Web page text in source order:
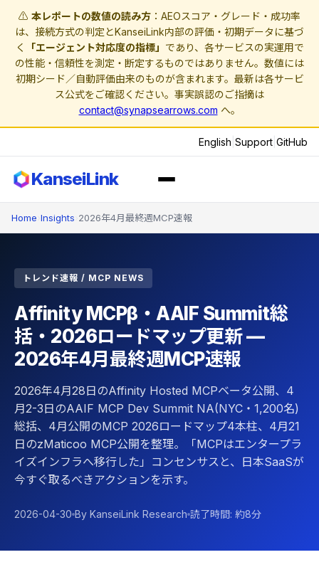
⚠️ 本レポートの数値の読み方 ：AEOスコア・グレード・成功率
は、接続方式の判定とKanseiLink内部の評価・初期データに基づ
く
「エージェント対応度の指標」 であり、各サービスの実運用で
の性能・信頼性を測定・断定するものではありません。数値には
初期シード／自動評価由来のものが含まれます。最新は各サービ
ス公式をご確認ください。事実誤認のご指摘は
contact@synapsearrows.com へ。
English Support GitHub
KanseiLink
Home Insights 2026年4月最終週MCP速報
トレンド速報 / MCP NEWS
Affinity MCPβ・AAIF Summit総
括・2026ロードマップ更新 —
2026年4月最終週MCP速報
2026年4月28日のAffinity Hosted MCPベータ公開、4
月2-3日のAAIF MCP Dev Summit NA(NYC・1,200名)
総括、4月公開のMCP 2026ロードマップ4本柱、4月21
日のzMaticoo MCP公開を整理。「MCPはエンタープラ
イズインフラへ移行した」コンセンサスと、日本SaaSが
今すぐ取るべきアクションを示す。
2026-04-30 By KanseiLink Research 読了時間: 約8分